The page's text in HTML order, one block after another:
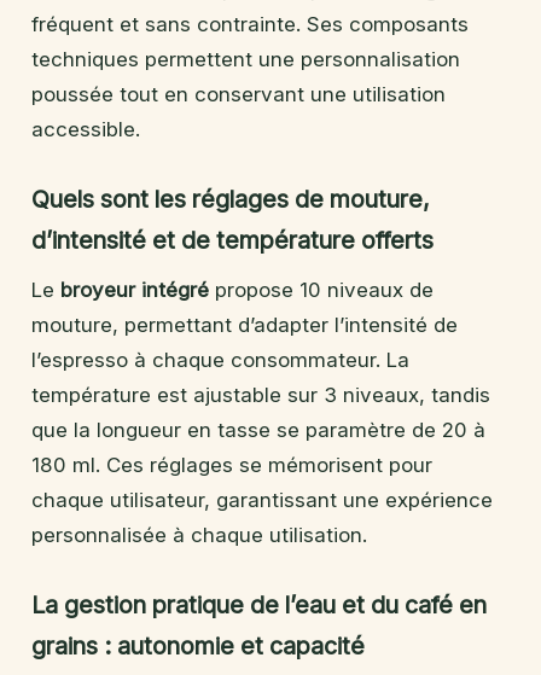
fréquent et sans contrainte. Ses composants
techniques permettent une personnalisation
poussée tout en conservant une utilisation
accessible.
Quels sont les réglages de mouture,
d’intensité et de température offerts
Le broyeur intégré propose 10 niveaux de
mouture, permettant d’adapter l’intensité de
l’espresso à chaque consommateur. La
température est ajustable sur 3 niveaux, tandis
que la longueur en tasse se paramètre de 20 à
180 ml. Ces réglages se mémorisent pour
chaque utilisateur, garantissant une expérience
personnalisée à chaque utilisation.
La gestion pratique de l’eau et du café en
grains : autonomie et capacité